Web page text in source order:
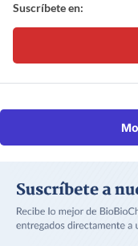
Suscríbete en: